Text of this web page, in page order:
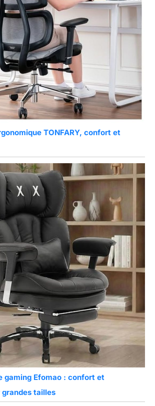
TONFARY, confort et
gaming Efomao : confort et
tailles